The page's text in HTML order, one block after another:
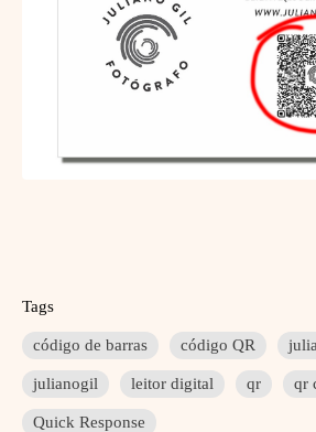
Tags
código de barras código QR
julianogil leitor digital qr qr
Quick Response